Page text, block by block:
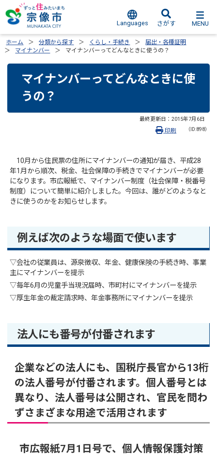
Languages さがす MENU
ホーム 分類から探す くらし・手続き
届出・各種証明
マイナンバー
マイナンバーってどんなときに使うの？
マイナンバーってどんなときに使
うの？
最終更新日： 2015年7月6日
（ID:898）
印刷
10月から住民票の住所にマイナンバーの通知が届き、平成28
年1月から順次、税金、社会保障の手続きでマイナンバーが必要
になります。市広報紙で、マイナンバー制度（社会保障・税番号
制度）について簡単に紹介しました。今回は、誰がどのようなと
きに使うのかをお知らせします。
例えば次のような場面で使います
▽会社の従業員は、源泉徴収、年金、健康保険の手続き時、事業
主にマイナンバーを提示
▽毎年6月の児童手当現況届時、市町村にマイナンバーを提示
▽厚生年金の裁定請求時、年金事務所にマイナンバーを提示
法人にも番号が付番されます
企業などの法人にも、国税庁長官から13桁
の法人番号が付番されます。個人番号とは
異なり、法人番号は公開され、官民を問わ
ずさまざまな用途で活用されます
市広報紙7月1日号で、個人情報保護対策